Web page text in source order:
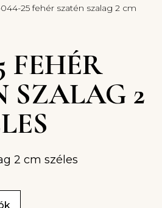
044-25 fehér szatén szalag 2 cm
FEHÉR
SZALAG 2
2 cm széles